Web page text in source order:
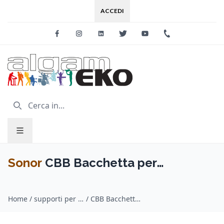
ACCEDI
FacebookInstagramLinkedinTwitter Youtube
Sonor CBB Bacchetta per
Home / supporti per percussioni / Sonor / CBB Bacchetta per Campanaccio – Legno